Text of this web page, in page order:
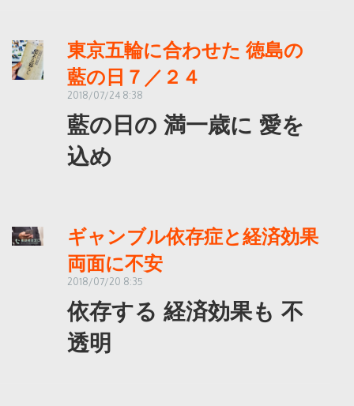
東京五輪に合わせた 徳島の
藍の日７／２４
2018/07/24 8:38
藍の日の 満一歳に 愛を
込め
ギャンブル依存症と経済効果
両面に不安
2018/07/20 8:35
依存する 経済効果も 不
透明